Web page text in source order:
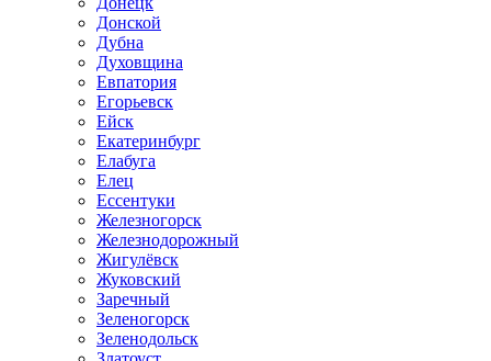
Донской
Дубна
Духовщина
Евпатория
Егорьевск
Ейск
Екатеринбург
Елабуга
Елец
Ессентуки
Железногорск
Железнодорожный
Жигулёвск
Жуковский
Заречный
Зеленогорск
Зеленодольск